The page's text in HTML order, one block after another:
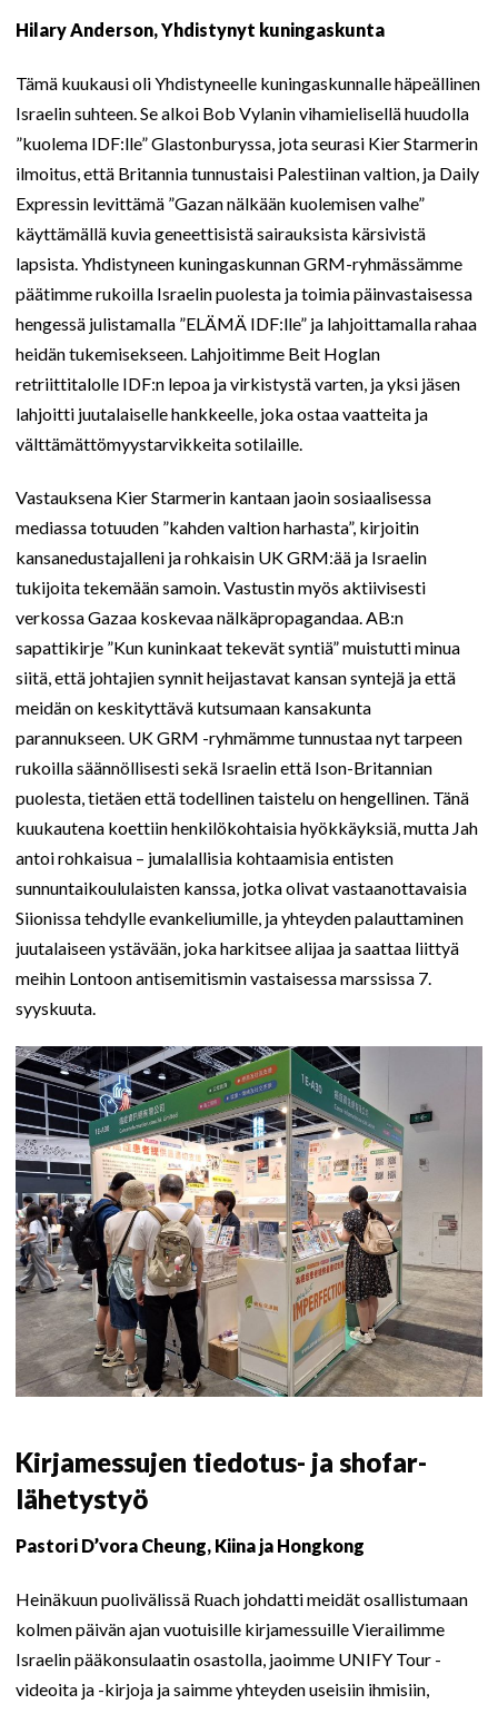
Hilary Anderson, Yhdistynyt kuningaskunta
Tämä kuukausi oli Yhdistyneelle kuningaskunnalle häpeällinen
Israelin suhteen. Se alkoi Bob Vylanin vihamielisellä huudolla
”kuolema IDF:lle” Glastonburyssa, jota seurasi Kier Starmerin
ilmoitus, että Britannia tunnustaisi Palestiinan valtion, ja Daily
Expressin levittämä ”Gazan nälkään kuolemisen valhe”
käyttämällä kuvia geneettisistä sairauksista kärsivistä
lapsista. Yhdistyneen kuningaskunnan GRM-ryhmässämme
päätimme rukoilla Israelin puolesta ja toimia päinvastaisessa
hengessä julistamalla ”ELÄMÄ IDF:lle” ja lahjoittamalla rahaa
heidän tukemisekseen. Lahjoitimme Beit Hoglan
retriittitalolle IDF:n lepoa ja virkistystä varten, ja yksi jäsen
lahjoitti juutalaiselle hankkeelle, joka ostaa vaatteita ja
välttämättömyystarvikkeita sotilaille.
Vastauksena Kier Starmerin kantaan jaoin sosiaalisessa
mediassa totuuden ”kahden valtion harhasta”, kirjoitin
kansanedustajalleni ja rohkaisin UK GRM:ää ja Israelin
tukijoita tekemään samoin. Vastustin myös aktiivisesti
verkossa Gazaa koskevaa nälkäpropagandaa. AB:n
sapattikirje ”Kun kuninkaat tekevät syntiä” muistutti minua
siitä, että johtajien synnit heijastavat kansan syntejä ja että
meidän on keskityttävä kutsumaan kansakunta
parannukseen. UK GRM -ryhmämme tunnustaa nyt tarpeen
rukoilla säännöllisesti sekä Israelin että Ison-Britannian
puolesta, tietäen että todellinen taistelu on hengellinen. Tänä
kuukautena koettiin henkilökohtaisia hyökkäyksiä, mutta Jah
antoi rohkaisua – jumalallisia kohtaamisia entisten
sunnuntaikoululaisten kanssa, jotka olivat vastaanottavaisia
Siionissa tehdylle evankeliumille, ja yhteyden palauttaminen
juutalaiseen ystävään, joka harkitsee alijaa ja saattaa liittyä
meihin Lontoon antisemitismin vastaisessa marssissa 7.
syyskuuta.
Kirjamessujen tiedotus- ja shofar-
lähetystyö
Pastori D’vora Cheung, Kiina ja Hongkong
Heinäkuun puolivälissä Ruach johdatti meidät osallistumaan
kolmen päivän ajan vuotuisille kirjamessuille Vierailimme
Israelin pääkonsulaatin osastolla, jaoimme UNIFY Tour -
videoita ja -kirjoja ja saimme yhteyden useisiin ihmisiin,